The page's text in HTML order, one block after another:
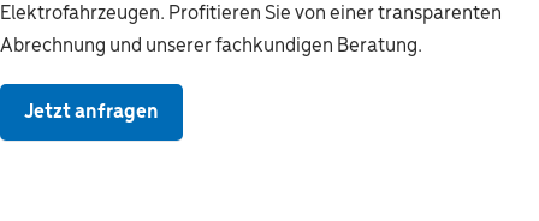
Elektrofahrzeugen. Profitieren Sie von einer transparenten
Abrechnung und unserer fachkundigen Beratung.
Jetzt anfragen